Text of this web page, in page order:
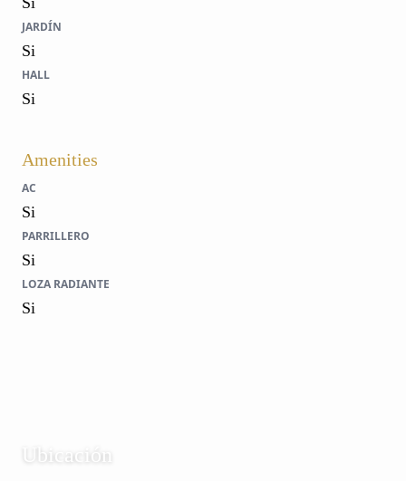
JARDÍN
Si
HALL
Si
Amenities
AC
Si
PARRILLERO
Si
LOZA RADIANTE
Si
Ubicación